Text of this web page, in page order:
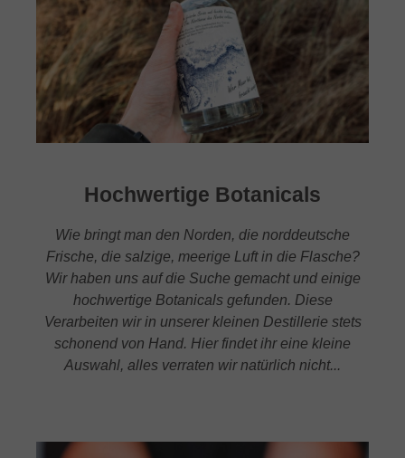
Hochwertige Botanicals
Wie bringt man den Norden, die norddeutsche
Frische, die salzige, meerige Luft in die Flasche?
Wir haben uns auf die Suche gemacht und einige
hochwertige Botanicals gefunden. Diese
Verarbeiten wir in unserer kleinen Destillerie stets
schonend von Hand. Hier findet ihr eine kleine
Auswahl, alles verraten wir natürlich nicht...